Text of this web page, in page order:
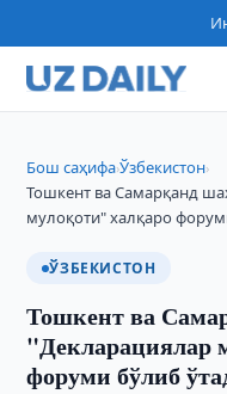
Бош саҳифа›Ўзбекистон›
Тошкент ва Самарқанд
мулоқоти" халқаро
ЎЗБЕКИСТОН
Тошкент ва
"Декларациялар
форуми бўлиб